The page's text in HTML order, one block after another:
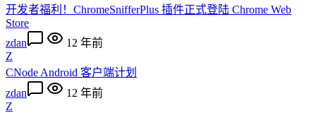
开发者福利！ChromeSnifferPlus 插件正式登陆 Chrome Web
Store
zdan
12 年前
Z
CNode Android 客户端计划
zdan
12 年前
Z